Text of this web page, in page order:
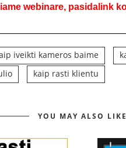
webinare, pasidalink
iveikti kameros baime
kaip rasti klientu
YOU MAY ALSO LIKE